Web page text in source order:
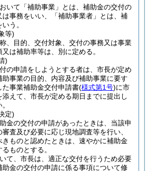
いて「補助事業」とは、補助金の交付の
は事務をいい、「補助事業者」とは、補
う。
等)
、目的、交付対象、交付の事務又は事業
は補助率等は、別に定める。
)
の申請をしようとする者は、市長が定め
助事業の目的、内容及び補助事業に要す
た事業補助金交付申請書(様式第1号)に市
えて、市長が定める期日までに提出し
定)
金の交付の申請があったときは、当該申
査及び必要に応じ現地調査等を行い、
ものと認めたときは、速やかに補助金
ものとする。
て、市長は、適正な交付を行うため必要
助金の交付の申請に係る事項について修